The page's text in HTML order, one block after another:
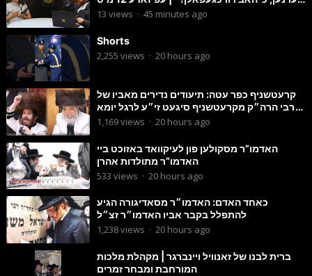
יאסי דייטש
13 views · 45 minutes ago
Shorts
2,255 views · 20 hours ago
קרעטשניף כפר עטה: תיעודים נדירים מאביו של
הרבי הרה״ק מקרעטשניף סיגעט זי״ע לרגל יומא
דהילולא
1,169views · 20 hours ago
האדמו”ר מסקולען פון לעיקוואד באזוכט ביי
האדמו”ר מתולדות אהרן
533 views · 20 hours ago
כאחד האדם: האדמו״ר מסאדיגורה הגיע
להתפלל בקבר אביו האדמו״ר זצ״ל
1,238views · 20 hours ago
ברית לבנו של זאנוויל ויינברגר | מקהלת מלכות
המורחבת ומבחר זמרים